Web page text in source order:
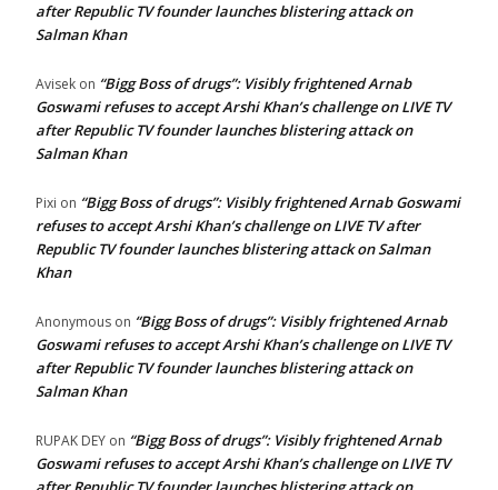
after Republic TV founder launches blistering attack on
Salman Khan
Avisek on “Bigg Boss of drugs”: Visibly frightened Arnab
Goswami refuses to accept Arshi Khan’s challenge on LIVE TV
after Republic TV founder launches blistering attack on
Salman Khan
Pixi on “Bigg Boss of drugs”: Visibly frightened Arnab Goswami
refuses to accept Arshi Khan’s challenge on LIVE TV after
Republic TV founder launches blistering attack on Salman
Khan
Anonymous on “Bigg Boss of drugs”: Visibly frightened Arnab
Goswami refuses to accept Arshi Khan’s challenge on LIVE TV
after Republic TV founder launches blistering attack on
Salman Khan
RUPAK DEY on “Bigg Boss of drugs”: Visibly frightened Arnab
Goswami refuses to accept Arshi Khan’s challenge on LIVE TV